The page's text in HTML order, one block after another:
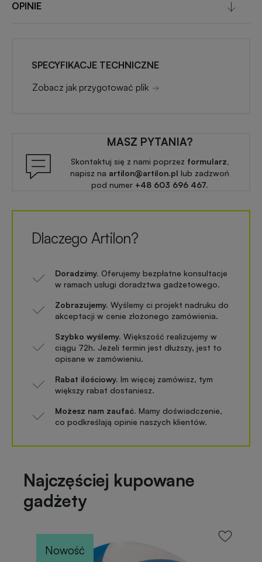
OPINIE
SPECYFIKACJE TECHNICZNE
Zobacz jak przygotować plik
MASZ PYTANIA?
Skontaktuj się z nami poprzez formularz,
napisz na artilon@artilon.pl lub zadzwoń
pod numer +48 603 696 467.
Dlaczego Artilon?
Doradzimy. Oferujemy bezpłatne konsultacje
w ramach usługi doradztwa gadżetowego.
Zobrazujemy. Wyślemy ci projekt nadruku do
akceptacji w cenie złożonego zamówienia.
Szybko wyślemy. Większość realizujemy w
ciągu 72h. Jeżeli termin jest dłuższy, jest to
opisane w zamówieniu.
Rabat ilościowy. Im więcej zamówisz, tym
większy rabat dostaniesz.
Możesz nam zaufać. Mamy doświadczenie,
co podkreślają opinie naszych klientów.
Najczęściej kupowane
gadżety
Nowość